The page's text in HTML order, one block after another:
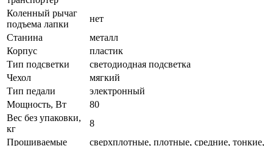
Коленный рычаг
подъема лапки
нет
Станина
металл
Корпус
пластик
Тип подсветки
светодиодная подсветка
Чехол
мягкий
Тип педали
электронный
Мощность, Вт
80
Вес без упаковки,
кг
8
Прошиваемые
сверхплотные, плотные, средние, тонкие,